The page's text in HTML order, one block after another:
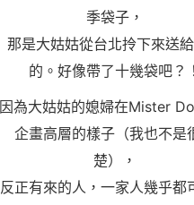
季袋子，
那是大姑姑從台北拎下來送
的。好像帶了十幾袋吧？！
因為大姑姑的媳婦在Mister
企畫高層的樣子（我也不是
楚），
反正有來的人，一家人幾乎都